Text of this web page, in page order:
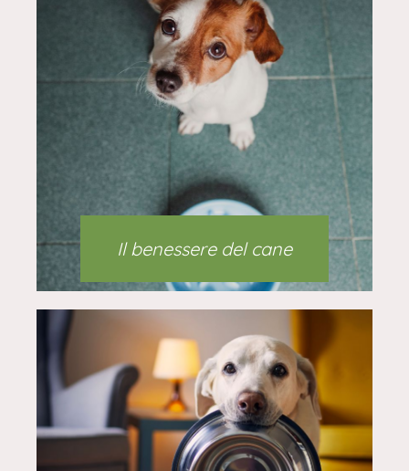
Il benessere del cane